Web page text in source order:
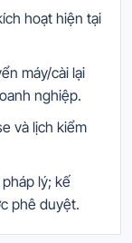
hoạt hiện tại
máy/cài lại
nghiệp.
và lịch kiểm
lý; kế
phê duyệt.